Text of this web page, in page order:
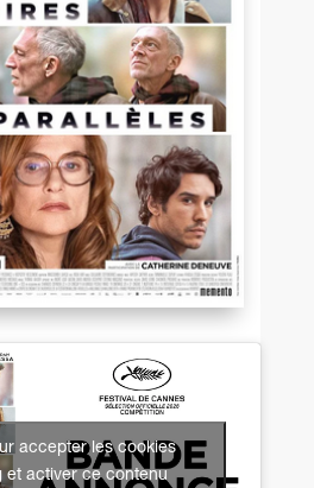
accepter les cookies
et activer ce contenu